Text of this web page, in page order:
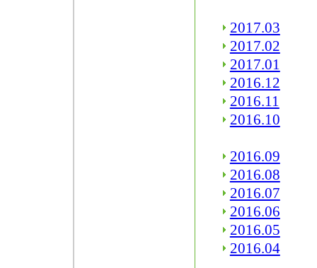
2017.03
2017.02
2017.01
2016.12
2016.11
2016.10
2016.09
2016.08
2016.07
2016.06
2016.05
2016.04